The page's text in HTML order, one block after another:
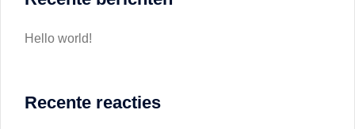
Hello world!
Recente reacties